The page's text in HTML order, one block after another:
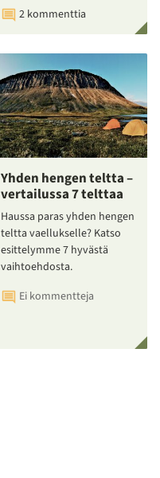
2 kommenttia
Yhden hengen teltta –
vertailussa 7 telttaa
Haussa paras yhden hengen
teltta vaellukselle? Katso
esittelymme 7 hyvästä
vaihtoehdosta.
Ei kommentteja